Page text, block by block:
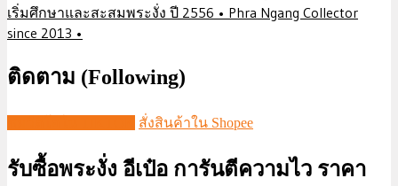
เริ่มศึกษาและสะสมพระงั่ง ปี 2556 • Phra Ngang Collector
since 2013 •
ติดตาม (Following)
สั่งสินค้าใน Shopee
รับซื้อพระงั่ง อีเป๋อ การันตีความไว ราคา